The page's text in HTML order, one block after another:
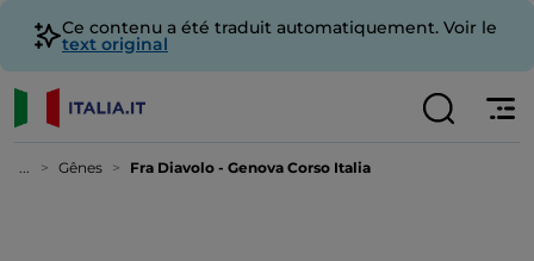
Ce contenu a été traduit automatiquement. Voir le
text original
... Gênes Fra Diavolo - Genova Corso Italia